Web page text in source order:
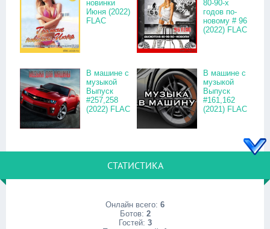
новинки
Июня (2022)
FLAC
80-90-х
годов по-
новому # 96
(2022) FLAC
В машине с
музыкой
Выпуск
#257,258
(2022) FLAC
В машине с
музыкой
Выпуск
#161,162
(2021) FLAC
СТАТИСТИКА
Онлайн всего: 6
Ботов: 2
Гостей: 3